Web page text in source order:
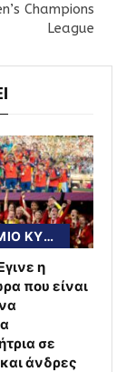
Champions
League
ΠΑΓΚΟΣΜΙΟ ΚΥΠΕΛΛΟ
η
που είναι
σε
άνδρες